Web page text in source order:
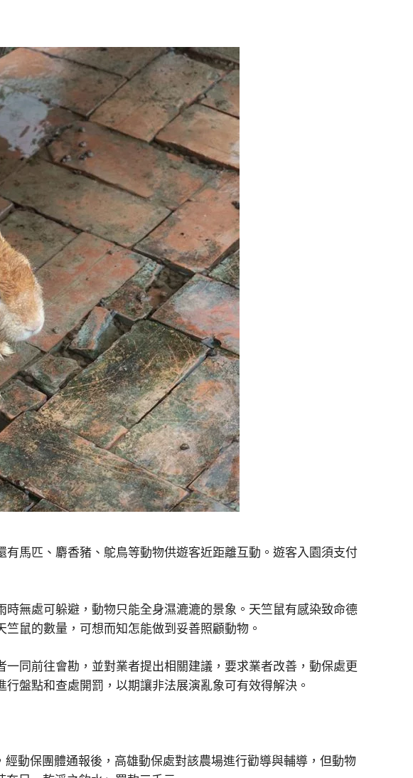
馬匹、麝香豬、鴕鳥等動物供遊客近距離互動。遊客入園須支付
無處可躲避，動物只能全身濕漉漉的景象。天竺鼠有感染致命德
鼠的數量，可想而知怎能做到妥善照顧動物。
同前往會勘，並對業者提出相關建議，要求業者改善，動保處更
盤點和查處開罰，以期讓非法展演亂象可有效得解決。
動保團體通報後，高雄動保處對該農場進行勸導與輔導，但動物